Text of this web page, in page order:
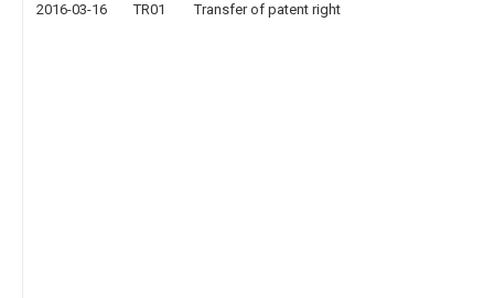
2016-03-16 TR01 Transfer of patent right